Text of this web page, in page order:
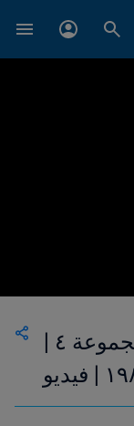
الجزائر وأيرلندا الشمالية | المجموعة ٤ |
كأس العالم FIFA المكسيك ١٩٨٦ | فيديو